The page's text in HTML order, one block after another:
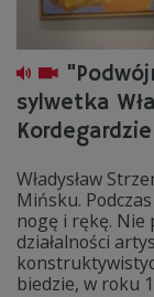
sylwetka
Kordegardzie
Władysław
Mińsku.
nogę i rękę. Nie
działalności
biedzie, w roku